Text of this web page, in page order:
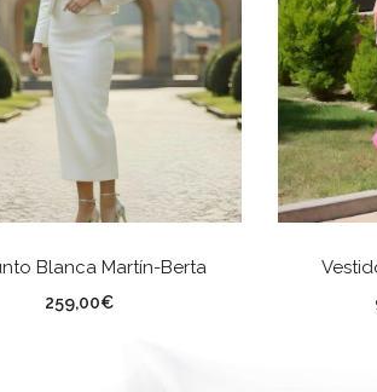
Blanca Martín-Berta
259,00€